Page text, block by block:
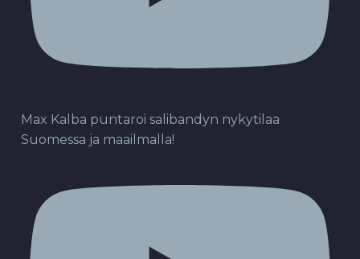
Max Kalba puntaroi salibandyn nykytilaa
Suomessa ja maailmalla!